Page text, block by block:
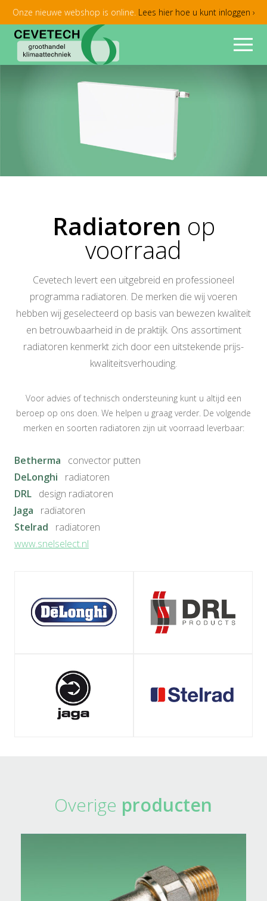
Onze nieuwe webshop is online. Lees hier hoe u kunt inloggen ›
Radiatoren op
voorraad
Cevetech levert een uitgebreid en professioneel
programma radiatoren. De merken die wij voeren
hebben wij geselecteerd op basis van bewezen kwaliteit
en betrouwbaarheid in de praktijk. Ons assortiment
radiatoren kenmerkt zich door een uitstekende prijs-
kwaliteitsverhouding.
Voor advies of technisch ondersteuning kunt u altijd een
beroep op ons doen. We helpen u graag verder. De volgende
merken en soorten radiatoren zijn uit voorraad leverbaar:
Betherma
convector putten
DeLonghi
radiatoren
DRL design radiatoren
Jaga
radiatoren
Stelrad
radiatoren
www.snelselect.nl
Overige producten